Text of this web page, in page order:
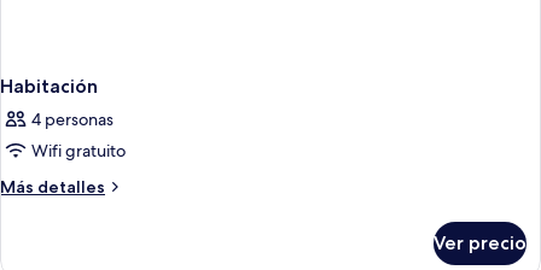
Habitación
4 personas
Wifi gratuito
Más detalles
Más
Ver precio